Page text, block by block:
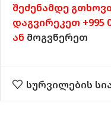
შეძენამდე
დაგვირეკეთ +995
ან მოგვწერეთ
სურვილების